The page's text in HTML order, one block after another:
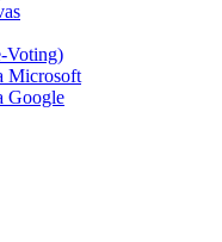
Voting)
Microsoft
Google